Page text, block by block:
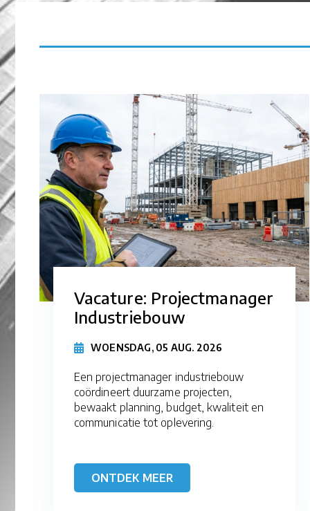
Vacature: Projectmanager
Industriebouw
WOENSDAG, 05 AUG. 2026
Een projectmanager industriebouw
coördineert duurzame projecten,
bewaakt planning, budget, kwaliteit en
communicatie tot oplevering.
ONTDEK MEER